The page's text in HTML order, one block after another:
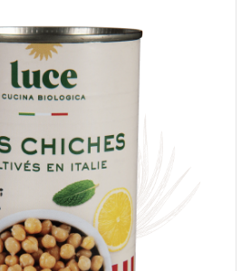
je donne mon accord pour que
saisies dans ce formulaire
le nom saisi, la note et le
publique sur cette page. Pour
sur le traitement de ces données,
mentions légales. *